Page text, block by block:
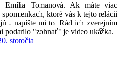
Emília Tomanová. Ak máte viac
ktoré vás k tejto relácii
- napíšte mi to. Rád ich zverejním
podarilo "zohnať" je video ukážka.
storočia